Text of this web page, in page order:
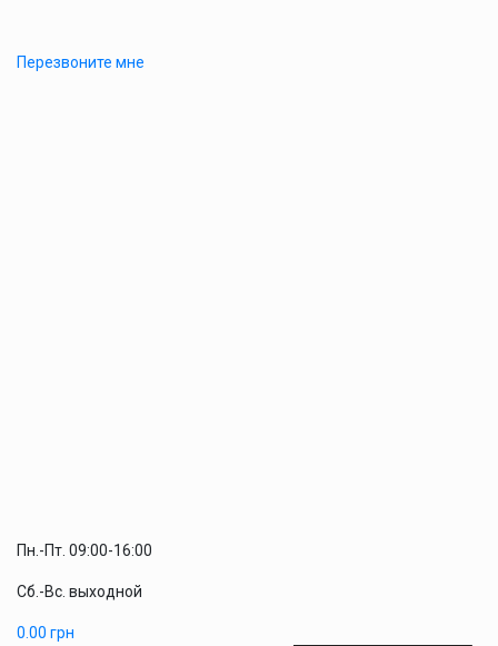
Перезвоните мне
Пн.-Пт. 09:00-16:00
Сб.-Вс. выходной
0.00 грн